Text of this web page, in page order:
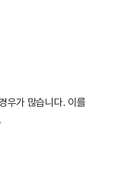
우가 많습니다. 이를